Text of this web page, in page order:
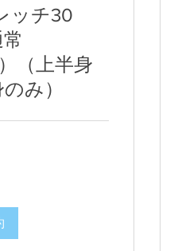
ッチ30
（上半身
み）